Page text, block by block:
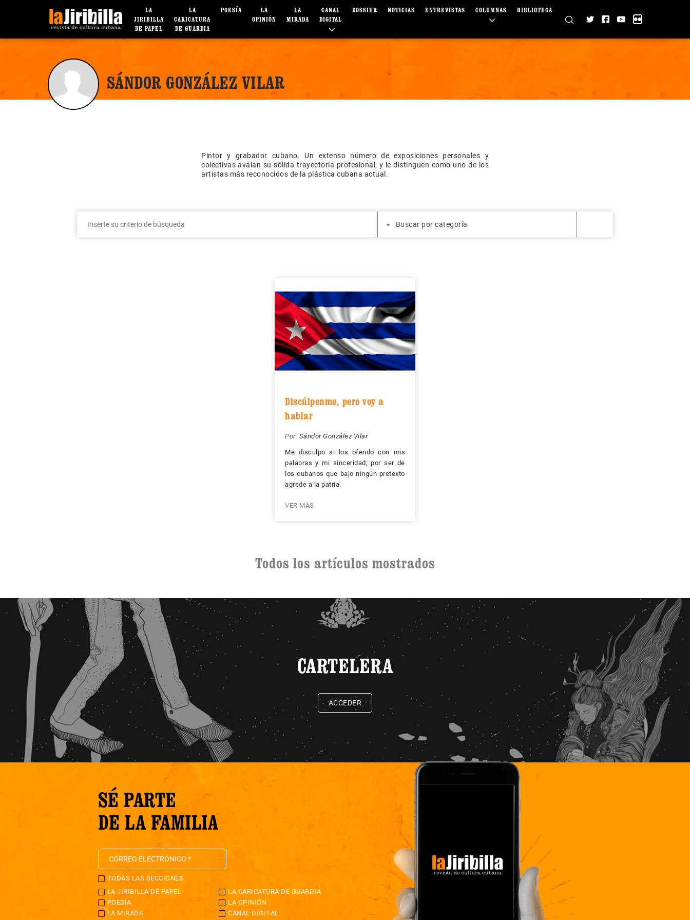
LA
JIRIBILLA
DE PAPEL
LA
CARICATURA
DE GUARDIA
POESÍA
LA
OPINIÓN
LA
MIRADA
CANAL
DIGITAL
DOSSIER NOTICIAS ENTREVISTAS COLUMNAS BIBLIOTECA
SÁNDOR GONZÁLEZ VILAR
Pintor y grabador cubano. Un extenso número de exposiciones personales y
colectivas avalan su sólida trayectoria profesional, y le distinguen como uno de los
artistas más reconocidos de la plástica cubana actual.
Buscar por categoría
Discúlpenme, pero voy a
hablar
Por: Sándor González Vilar
Me disculpo si los ofendo con mis
palabras y mi sinceridad; por ser de
los cubanos que bajo ningún pretexto
agrede a la patria.
VER MÁS
Todos los artículos mostrados
CARTELERA
ACCEDER
SÉ PARTE
DE LA FAMILIA
TODAS LAS SECCIONES
LA JIRIBILLA DE PAPEL
LA CARICATURA DE GUARDIA
POESÍA
LA OPINIÓN
LA MIRADA
CANAL DIGITAL